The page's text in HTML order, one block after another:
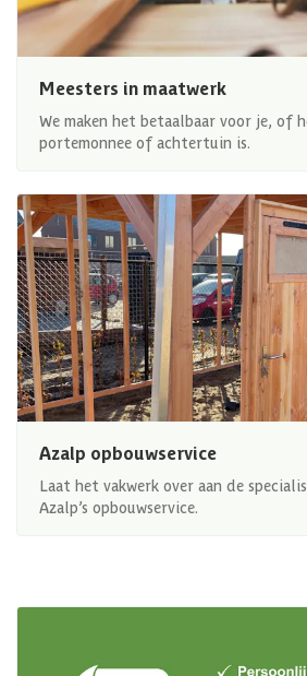
Meesters in maatwerk
We maken het betaalbaar voor je, of
portemonnee of achtertuin is.
Azalp opbouwservice
Laat het vakwerk over aan de
Azalp’s opbouwservice.